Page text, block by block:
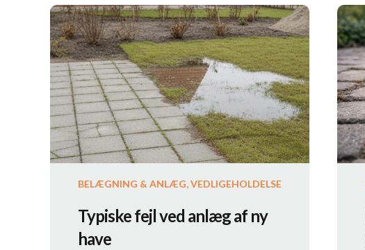
BELÆGNING & ANLÆG, VEDLIGEHOLDELSE
Typiske fejl ved anlæg af ny
have